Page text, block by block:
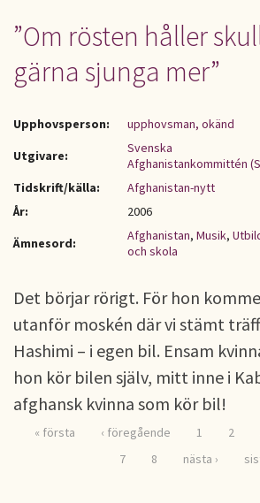
”Om rösten håller
gärna sjunga mer”
Upphovsperson:
upphovsman, okänd
Utgivare:
Svenska
Afghanistankommittén
Tidskrift/källa:
Afghanistan-nytt
År:
2006
Ämnesord:
Afghanistan, Musik,
och skola
Det börjar rörigt. För hon
utanför moskén där vi stämt
Hashimi – i egen bil. Ensam
hon kör bilen själv, mitt inne i
afghansk kvinna som kör bil!
« första ‹ föregående 1 2
7
8 nästa ›